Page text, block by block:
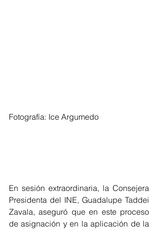
Fotografía: Ice Argumedo
En sesión extraordinaria, la Consejera
Presidenta del INE, Guadalupe Taddei
Zavala, aseguró que en este proceso
de asignación y en la aplicación de la